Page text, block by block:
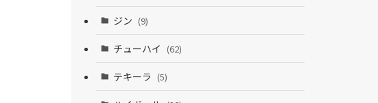
ジン (9)
チューハイ (62)
テキーラ (5)